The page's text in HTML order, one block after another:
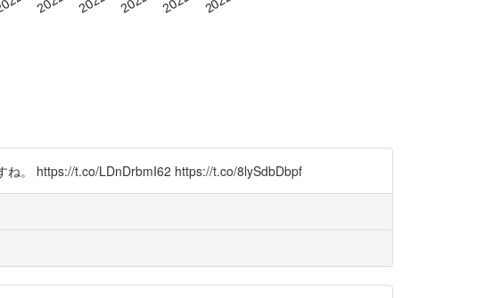
ね。 https://t.co/LDnDrbmI62 https://t.co/8lySdbDbpf